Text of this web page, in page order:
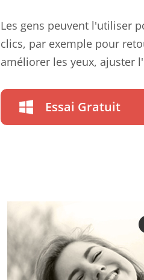
Les gens peuvent l'utiliser
clics, par exemple pour
améliorer les yeux, ajuster
Essai Gratuit